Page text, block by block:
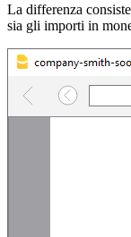
La differenza
sia gli importi in